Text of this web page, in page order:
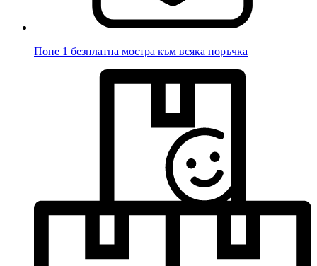
Поне 1 безплатна мостра към всяка поръчка